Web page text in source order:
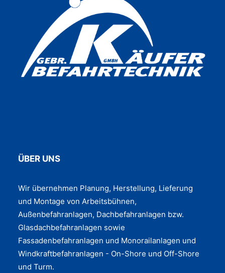
ÜBER UNS
Wir übernehmen Planung, Herstellung, Lieferung
und Montage von Arbeitsbühnen,
Außenbefahranlagen, Dachbefahranlagen bzw.
Glasdachbefahranlagen sowie
Fassadenbefahranlagen und Monorailanlagen und
Windkraftbefahranlagen - On-Shore und Off-Shore
und Turm.